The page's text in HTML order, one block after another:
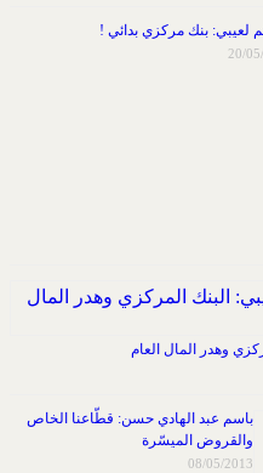
لعيبي: بنك مركزي بدائي !
20/
وهدر المال العام
باسم عبد الهادي حسن: قطّاعنا الخاص
والقروض الميسّرة
08/05/2013